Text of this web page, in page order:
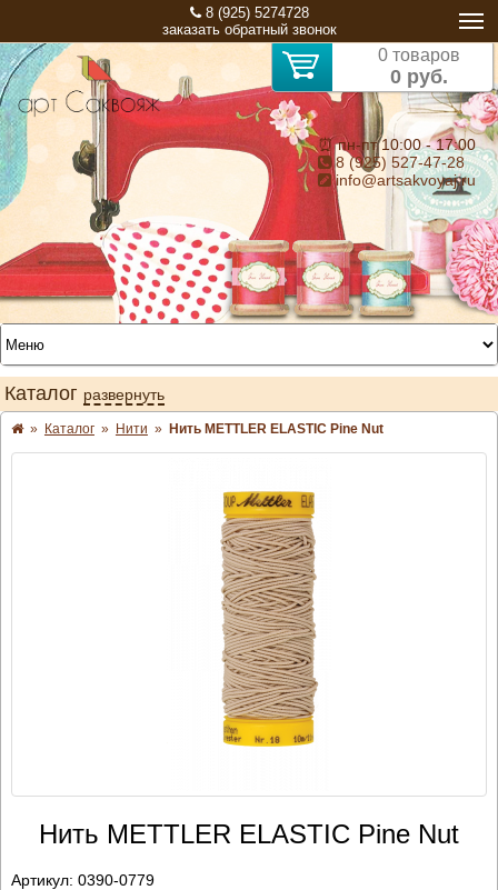
8 (925) 5274728
заказать обратный звонок
0 товаров
0 руб.
⏰ пн-пт 10:00 - 17:00
8 (925) 527-47-28
info@artsakvoyaj.ru
Каталог развернуть
» Каталог » Нити » Нить METTLER ELASTIC Pine Nut
Нить METTLER ELASTIC Pine Nut
Артикул: 0390-0779